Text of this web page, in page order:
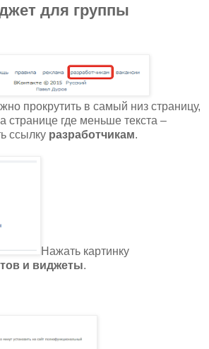
для группы
прокрутить в самый низ страницу,
странице где меньше текста –
ссылку разработчикам.
Нажать картинку
и виджеты.